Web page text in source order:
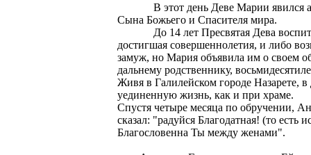
В этот день Деве Марии явился
Сына Божьего и Спасителя мира.
До 14 лет Пресвятая Дева
достигшая совершеннолетия, и либо
замуж, но Мария объявила им о своем
дальнему родственнику,
Живя в Галилейском городе Назарете,
уединенную жизнь, как и при храме.
Спустя четыре месяца по обручении,
сказал: "радуйся Благодатная! (то
Благословенна Ты между женами".